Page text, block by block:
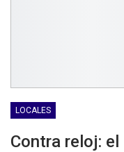
LOCALES
Contra reloj: